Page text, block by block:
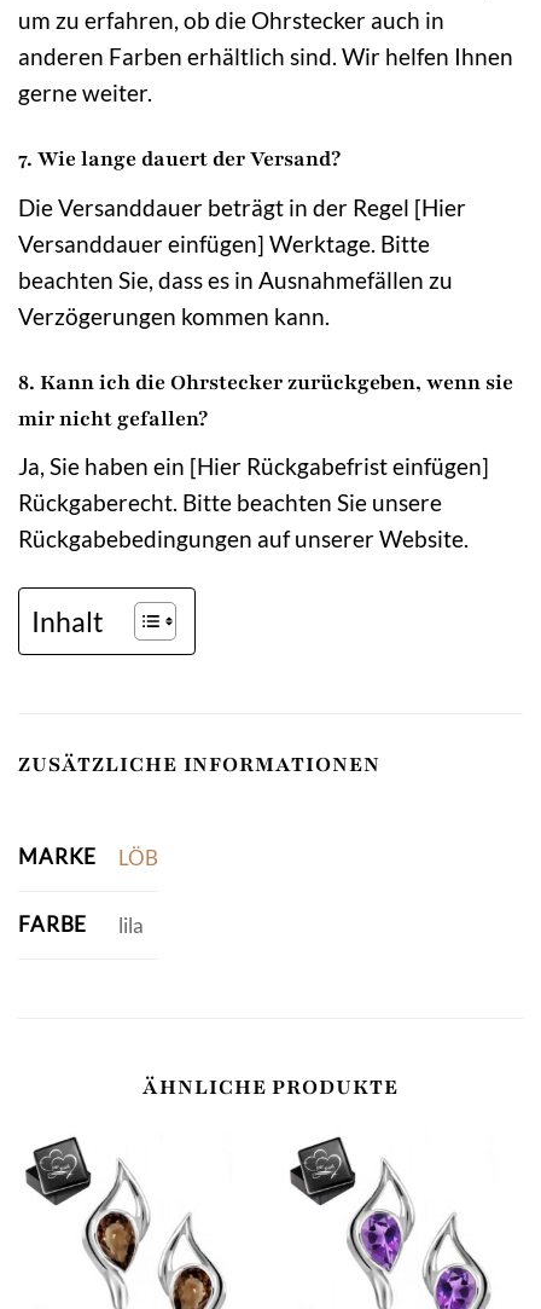
um zu erfahren, ob die Ohrstecker auch in
anderen Farben erhältlich sind. Wir helfen Ihnen
gerne weiter.
7. Wie lange dauert der Versand?
Die Versanddauer beträgt in der Regel [Hier
Versanddauer einfügen] Werktage. Bitte
beachten Sie, dass es in Ausnahmefällen zu
Verzögerungen kommen kann.
8. Kann ich die Ohrstecker zurückgeben, wenn sie
mir nicht gefallen?
Ja, Sie haben ein [Hier Rückgabefrist einfügen]
Rückgaberecht. Bitte beachten Sie unsere
Rückgabebedingungen auf unserer Website.
Inhalt
ZUSÄTZLICHE INFORMATIONEN
MARKE LÖB
FARBE lila
ÄHNLICHE PRODUKTE